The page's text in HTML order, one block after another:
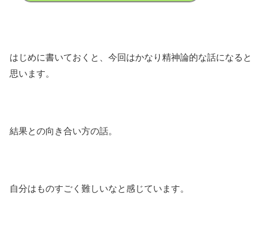
はじめに書いておくと、今回はかなり精神論的な話になると
思います。
結果との向き合い方の話。
自分はものすごく難しいなと感じています。